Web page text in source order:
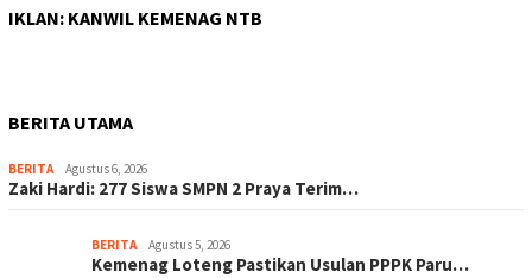
IKLAN: KANWIL KEMENAG NTB
BERITA UTAMA
BERITA Agustus 6, 2026
Zaki Hardi: 277 Siswa SMPN 2 Praya Terim…
BERITA Agustus 5, 2026
Kemenag Loteng Pastikan Usulan PPPK Paru…